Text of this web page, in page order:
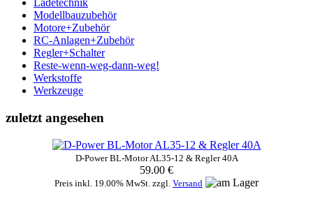
Ladetechnik
Modellbauzubehör
Motore+Zubehör
RC-Anlagen+Zubehör
Regler+Schalter
Reste-wenn-weg-dann-weg!
Werkstoffe
Werkzeuge
zuletzt angesehen
D-Power BL-Motor AL35-12 & Regler 40A
59.00 €
Preis inkl. 19.00% MwSt. zzgl. Versand